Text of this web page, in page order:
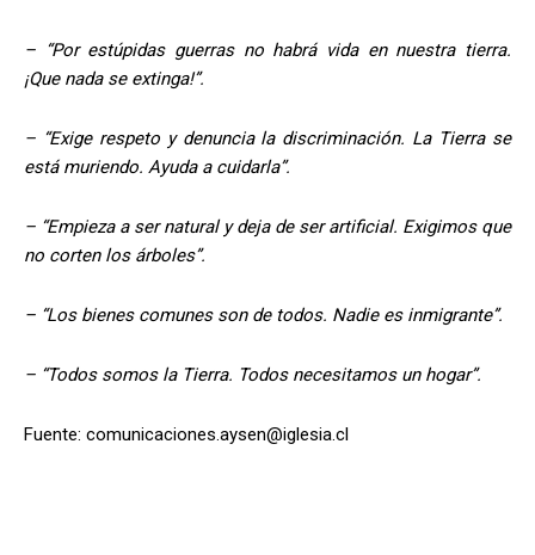
– “Por estúpidas guerras no habrá vida en nuestra tierra.
¡Que nada se extinga!”.
– “Exige respeto y denuncia la discriminación. La Tierra se
está muriendo. Ayuda a cuidarla”.
– “Empieza a ser natural y deja de ser artificial. Exigimos que
no corten los árboles”.
– “Los bienes comunes son de todos. Nadie es inmigrante”.
– “Todos somos la Tierra. Todos necesitamos un hogar”.
Fuente: comunicaciones.aysen@iglesia.cl